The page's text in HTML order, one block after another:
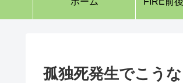
孤独死発生でこう